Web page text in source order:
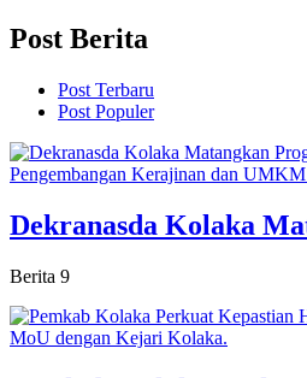
Post Berita
Post Terbaru
Post Populer
Dekranasda Kolaka
Berita 9